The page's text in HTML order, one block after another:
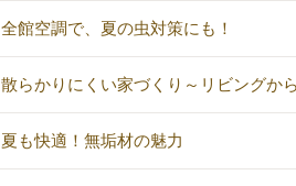
全館空調で、夏の虫対策にも！
散らかりにくい家づくり～リビングか
夏も快適！無垢材の魅力